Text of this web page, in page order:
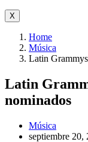
X
Home
Música
Latin
Latin
nominados
Música
septiembre 20,